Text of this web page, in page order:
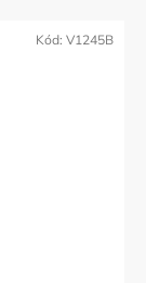
Kód: V1245B